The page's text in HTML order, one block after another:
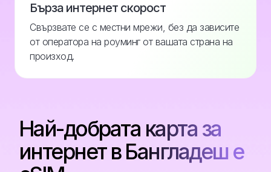
Бърза интернет скорост
Свързвате се с местни мрежи, без да зависите
от оператора на роуминг от вашата страна на
произход.
Най-добрата карта за
интернет в Бангладеш е